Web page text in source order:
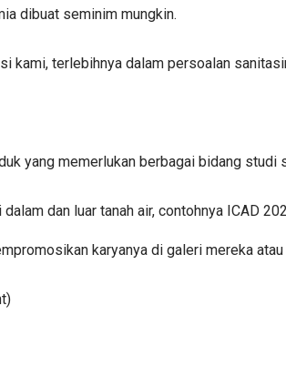
dibuat seminim mungkin.
kami, terlebihnya dalam persoalan
yang memerlukan berbagai bidang
dan luar tanah air, contohnya ICAD
karyanya di galeri mereka